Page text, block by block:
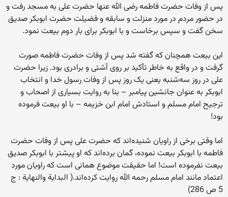
پس از وفات حضرت فاطمه رضی الله عنها حضرت علی به مسجد رفت و
در حضور مردم در مورد منزلت و سابقه و فضیلت حضرت ابوبکر صدیق
سخن گفت و سپس برخاست و با ابوبکر برای بار دوم بیعت نمود.
این بیعت همچنان که گفته شد پس از وفات حضرت فاطمه صورت
گرفت و در واقع به خاطر تأکید بر روی آشتی و برادری بود. زیرا حضرت
علی در روز سه‌شنبه یعنی یک روز پس از وفات رسول خدا و انتخاب
ابوبکر به عنوان جانشین پیامبر – بنا به روایت بسیاری از اصحاب و
ترجیح امام مسلم و استادش امام ابن خزیمه – با او بیعت فرموده
بود!
اما وقتی برخی از راویان شنیده‌اند که حضرت علی پس از وفات حضرت
فاطمه با ابوبکر بیعت نموده، گمان برده‌اند که او پیشتر با ابوبکر صدیق
بیعت نفرموده است! اما حقیقت موضوع همانی است که راویان مورد
اعتماد مانند امام مسلم رحمه الله روایت کرده‌اند.( البدایة والنهایة : ج
5 ص 286)